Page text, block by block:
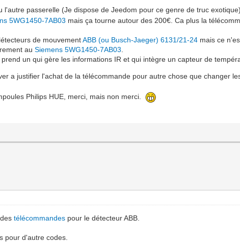
l'autre passerelle (Je dispose de Jeedom pour ce genre de truc exotique)
5WG1450-7AB03 mais ça tourne autour des 200€. Ca plus la
de mouvementABB (ou Busch-Jaeger) 6131/21-24 mais ce
auSiemens 5WG1450-7AB03
un qui gère les informations IR et qui intègre un capteur de
a justifier l'achat de la télécommande pour autre chose que changer
Philips HUE, merci, mais non merci.
destélécommandes pour le détecteur ABB.
pour d'autre codes.